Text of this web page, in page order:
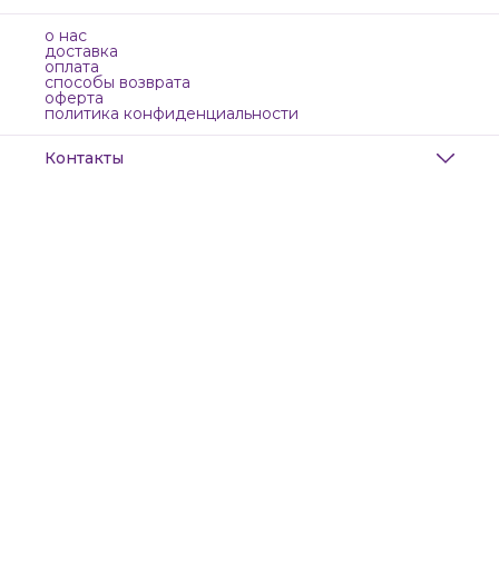
о нас
доставка
оплата
способы возврата
оферта
политика конфиденциальности
Контакты